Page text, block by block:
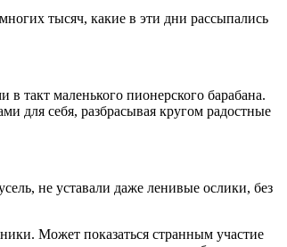
тысяч, какие в эти дни рассыпались
такт маленького пионерского барабана.
для себя, разбрасывая кругом радостные
не уставали даже ленивые ослики, без
Может показаться странным участие